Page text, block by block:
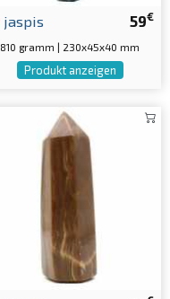
59€
jaspis
810 gramm | 230x45x40 mm
Produkt anzeigen